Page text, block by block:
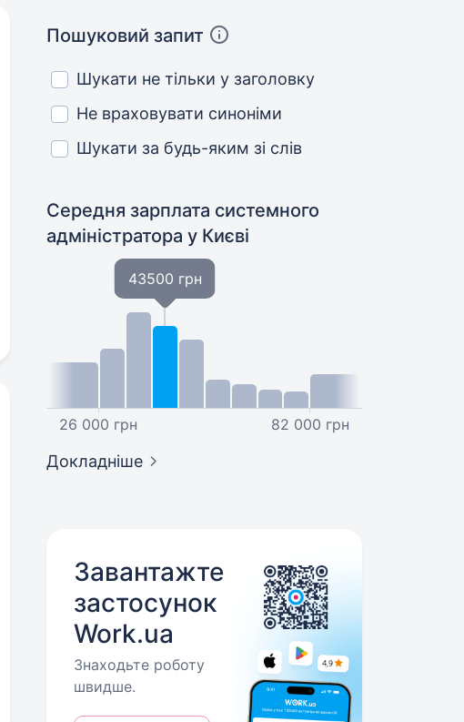
Пошуковий запит
Шукати не тільки у заголовку
Не враховувати синоніми
Шукати за будь-яким зі слів
Середня зарплата системного
адміністраторау Києві
26 000 грн
43500 грн
82 000 грн
Докладніше
Завантажте
застосунок
Work.ua
Знаходьте роботу
швидше.